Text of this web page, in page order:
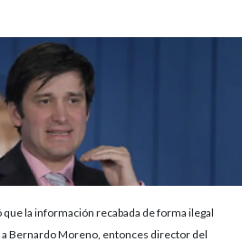
la información recabada de forma ilegal
Bernardo Moreno, entonces director del